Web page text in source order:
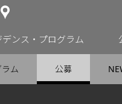
アーツア
ーアーツア
キョーアー
ールニュース
アクセス
デンス・プログラム
ム 公募